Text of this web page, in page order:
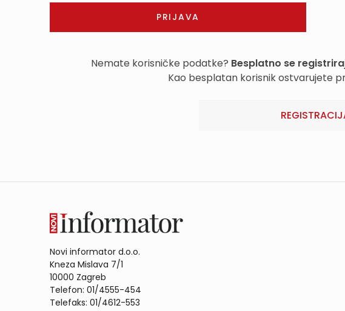
Nemate korisničke podatke? Besplatno se
Kao besplatan korisnik ostvarujete
Novi informator d.o.o.
Kneza Mislava 7/1
10000 Zagreb
Telefon: 01/4555-454
Telefaks: 01/4612-553